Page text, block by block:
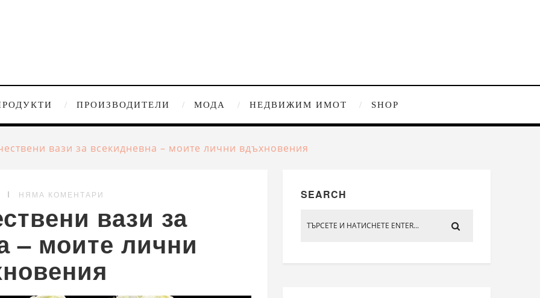
ПРОИЗВОДИТЕЛИ МОДА НЕДВИЖИМ ИМОТ SHOP
вази за всекидневна – моите лични вдъхновения
НЯМА КОМЕНТАРИ
вази за
– моите лични
SEARCH